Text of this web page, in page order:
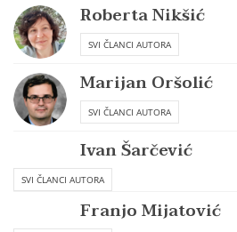
Roberta Nikšić
SVI ČLANCI AUTORA
Marijan Oršolić
SVI ČLANCI AUTORA
Ivan Šarčević
SVI ČLANCI AUTORA
Franjo Mijatović